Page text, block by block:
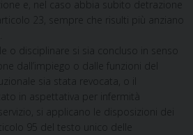
e, nel caso abbia subito detrazione
23, sempre che risulti più anziano
o disciplinare si sia concluso in senso
dall’impiego o dalle funzioni del
sia stata revocata, o il
in aspettativa per infermità
si applicano le disposizioni dei
95 del testo unico delle